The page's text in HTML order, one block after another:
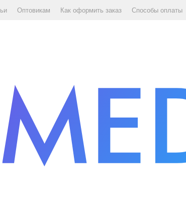
Оптовикам Как оформить заказ Способы оплаты